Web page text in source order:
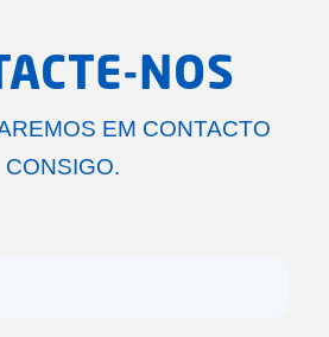
NOS
EM CONTACTO
CONSIGO.